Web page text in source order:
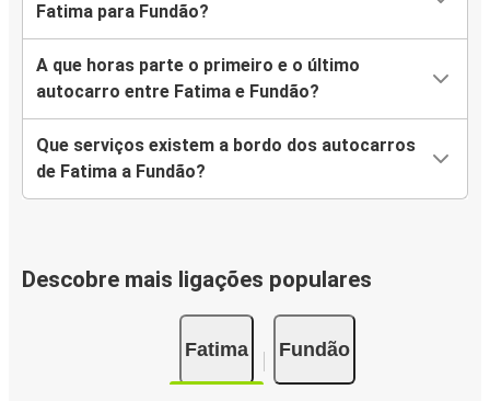
Fatima para Fundão?
A que horas parte o primeiro e o último
autocarro entre Fatima e Fundão?
Que serviços existem a bordo dos autocarros
de Fatima a Fundão?
Descobre mais ligações populares
Fatima Fundão